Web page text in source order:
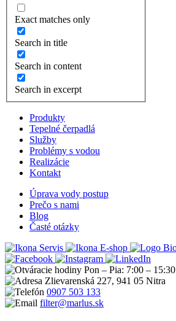
Exact matches only
Search in title
Search in content
Search in excerpt
Produkty
Tepelné čerpadlá
Služby
Problémy s vodou
Realizácie
Kontakt
Úprava vody postup
Prečo s nami
Blog
Časté otázky
Servis
E-shop
Pon – Pia: 7:00 – 15:30
Zlievarenská 227, 941 05 Nitra
0907 503 133
filter@marlus.sk